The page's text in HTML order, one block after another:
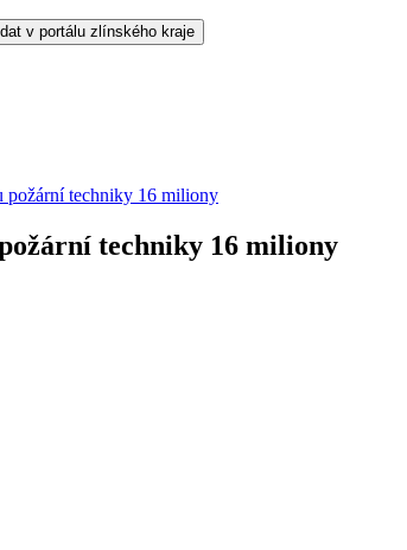
požární techniky 16 miliony
techniky 16 miliony